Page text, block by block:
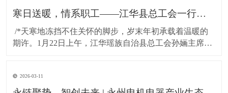
寒日送暖，情系职工——江华县总工会一行莅临湖南国梦科技慰问困难职工!
期许。1月22日上午，江华瑶族自治县总工会孙婳主席、
挂，专程到访湖南国梦科技开展慰问活动，为百余名坚
守岗位的困难职工送上精心准备的粮油物资，以
2026-03-11